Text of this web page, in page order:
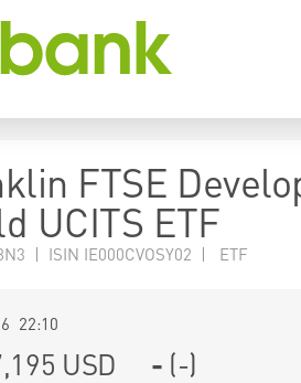
FTSE
UCITS ETF
| ISIN IE000CVOSY02 | ETF
22:10
USD - (-)